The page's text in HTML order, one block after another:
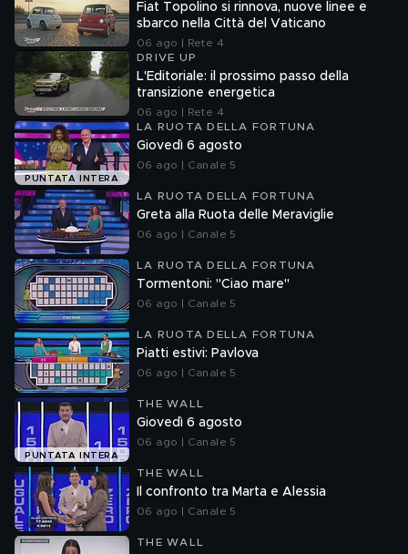
Fiat Topolino si rinnova, nuove linee e
sbarco nella Città del Vaticano
06 ago | Rete 4
DRIVE UP
L'Editoriale: il prossimo passo della
transizione energetica
06 ago | Rete 4
PUNTATA INTERA
LA RUOTA DELLA FORTUNA
Giovedì 6 agosto
06 ago | Canale 5
LA RUOTA DELLA FORTUNA
Greta alla Ruota delle Meraviglie
06 ago | Canale 5
LA RUOTA DELLA FORTUNA
Tormentoni: "Ciao mare"
06 ago | Canale 5
LA RUOTA DELLA FORTUNA
Piatti estivi: Pavlova
06 ago | Canale 5
PUNTATA INTERA
THE WALL
Giovedì 6 agosto
06 ago | Canale 5
THE WALL
Il confronto tra Marta e Alessia
06 ago | Canale 5
THE WALL